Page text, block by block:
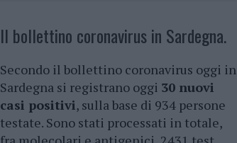
Il bollettino coronavirus in Sardegna.
Secondo il bollettino coronavirus oggi in
Sardegna si registrano oggi 30 nuovi
casi positivi, sulla base di 934 persone
testate. Sono stati processati in totale,